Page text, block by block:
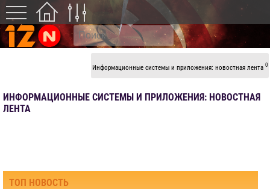
Информационные системы и приложения: новостная лента 0
ИНФОРМАЦИОННЫЕ СИСТЕМЫ И ПРИЛОЖЕНИЯ: НОВОСТНАЯ
ЛЕНТА
ТОП НОВОСТЬ